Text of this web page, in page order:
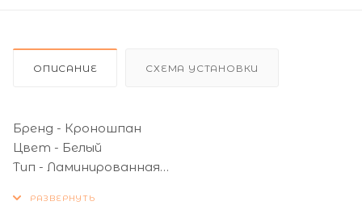
ОПИСАНИЕ СХЕМА УСТАНОВКИ
Бренд - Кроношпан
Цвет - Белый
Тип - Ламинированная
Толщина (мм) - 19